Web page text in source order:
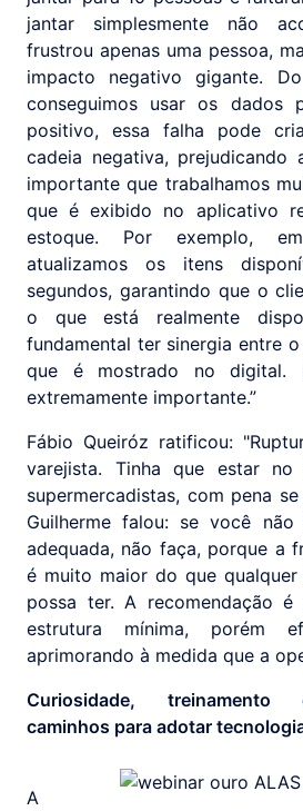
jantar simplesmente não
frustrou apenas uma pessoa,
impacto negativo gigante.
conseguimos usar os dados
positivo, essa falha pode
cadeia negativa, prejudicando
importante que trabalhamos
que é exibido no aplicativo
estoque. Por exemplo,
atualizamos os itens
segundos, garantindo que o
o que está realmente
fundamental ter sinergia entre
que é mostrado no digital.
extremamente importante.”
Fábio Queiróz ratificou:
varejista. Tinha que estar
supermercadistas, com pena
Guilherme falou: se você
adequada, não faça, porque a
é muito maior do que
possa ter. A recomendação
estrutura mínima, porém
aprimorando à medida que a
Curiosidade, treinamento
caminhos para adotar
A